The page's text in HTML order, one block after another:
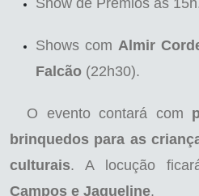
Shows com Almir
Falcão (22h30).
O evento contará com
brinquedos para as
culturais. A locução
Campos e Jaqueline.